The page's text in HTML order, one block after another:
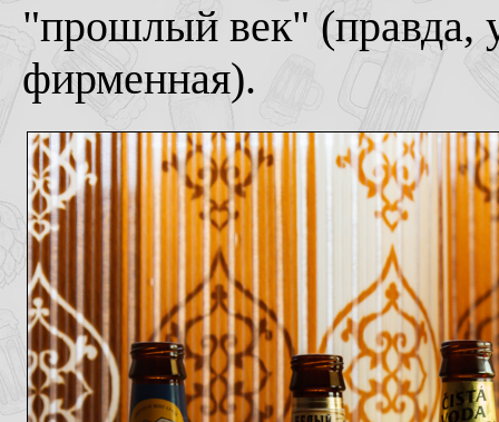
"прошлый век" (правда,
фирменная).